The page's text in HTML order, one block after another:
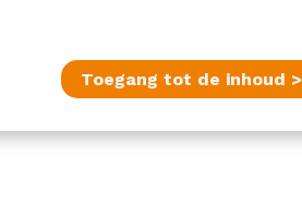
Toegang tot de inhoud >